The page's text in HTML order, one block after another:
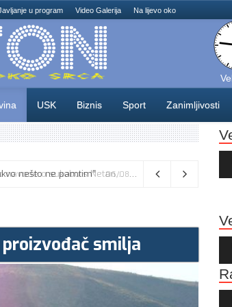
u program Video Galerija Na lijevo oko
USK Biznis Sport Zanimljivosti
Vance kaže da će pregovori s Iranom potrajati, odbacio navode o sukobu s Netanyahuom 06/08/2026
smilja